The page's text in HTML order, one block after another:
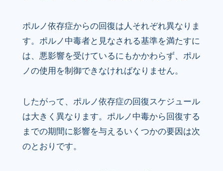
ポルノ依存症からの回復は人それぞれ異なりま
す。ポルノ中毒者と見なされる基準を満たすに
は、悪影響を受けているにもかかわらず、ポル
ノの使用を制御できなければなりません。
したがって、ポルノ依存症の回復スケジュール
は大きく異なります。ポルノ中毒から回復する
までの期間に影響を与えるいくつかの要因は次
のとおりです。